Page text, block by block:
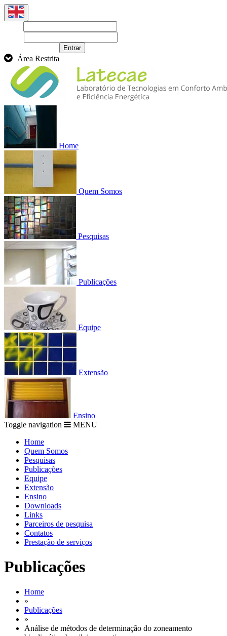
Entrar
Área Restrita
Home
Quem Somos
Pesquisas
Publicações
Equipe
Extensão
Ensino
Toggle navigation
MENU
Home
Quem Somos
Pesquisas
Publicações
Equipe
Extensão
Ensino
Downloads
Links
Parceiros de pesquisa
Contatos
Prestação de serviços
Publicações
Home
»
Publicações
»
Análise de métodos de determinação do zoneamento